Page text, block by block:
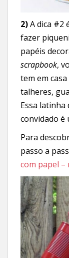
2)Adica #2
fazer
papéis
scrapbook,
tem em casa
talheres,
Essa latinha
convidado é
Para
passo a
com papel –